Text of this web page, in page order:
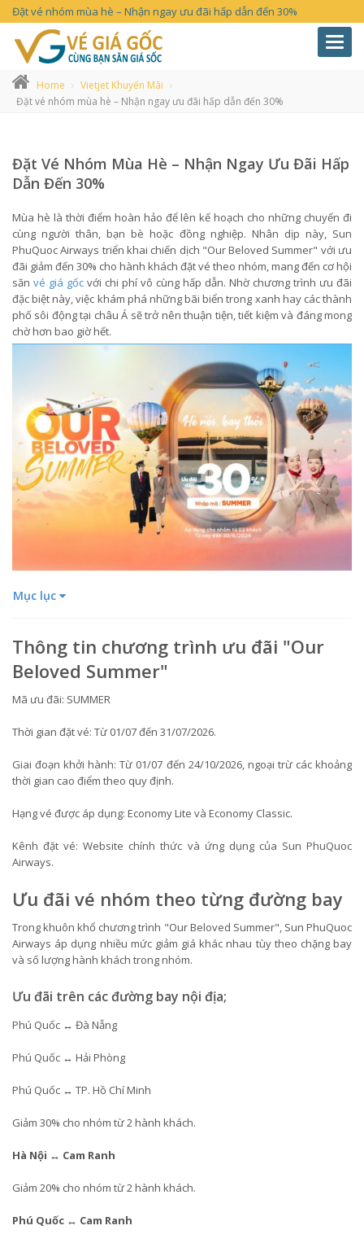
Đặt vé nhóm mùa hè – Nhận ngay ưu đãi hấp dẫn đến 30%
Home
Vietjet Khuyến Mãi
Đặt vé nhóm mùa hè – Nhận ngay ưu đãi hấp dẫn đến 30%
Đặt Vé Nhóm Mùa Hè – Nhận Ngay Ưu Đãi Hấp
Dẫn Đến 30%
Mùa hè là thời điểm hoàn hảo để lên kế hoạch cho những chuyến đi
cùng người thân, bạn bè hoặc đồng nghiệp. Nhân dịp này, Sun
PhuQuoc Airways triển khai chiến dịch "Our Beloved Summer" với ưu
đãi giảm đến 30% cho hành khách đặt vé theo nhóm, mang đến cơ hội
săn vé giá gốc với chi phí vô cùng hấp dẫn. Nhờ chương trình ưu đãi
đặc biệt này, việc khám phá những bãi biển trong xanh hay các thành
phố sôi động tại châu Á sẽ trở nên thuận tiện, tiết kiệm và đáng mong
chờ hơn bao giờ hết.
Mục lục
Thông tin chương trình ưu đãi "Our
Beloved Summer"
Mã ưu đãi: SUMMER
Thời gian đặt vé: Từ 01/07 đến 31/07/2026.
Giai đoạn khởi hành: Từ 01/07 đến 24/10/2026, ngoại trừ các khoảng
thời gian cao điểm theo quy định.
Hạng vé được áp dụng: Economy Lite và Economy Classic.
Kênh đặt vé: Website chính thức và ứng dụng của Sun PhuQuoc
Airways.
Ưu đãi vé nhóm theo từng đường bay
Trong khuôn khổ chương trình "Our Beloved Summer", Sun PhuQuoc
Airways áp dụng nhiều mức giảm giá khác nhau tùy theo chặng bay
và số lượng hành khách trong nhóm.
Ưu đãi trên các đường bay nội địa;
Phú Quốc ↔ Đà Nẵng
Phú Quốc ↔ Hải Phòng
Phú Quốc ↔ TP. Hồ Chí Minh
Giảm 30% cho nhóm từ 2 hành khách.
Hà Nội ↔ Cam Ranh
Giảm 20% cho nhóm từ 2 hành khách.
Phú Quốc ↔ Cam Ranh